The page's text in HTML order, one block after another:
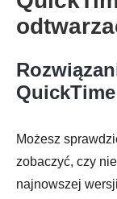
QuickTime
Możesz
zobaczyć, czy
najnowszej